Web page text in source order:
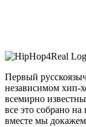
Первый
независимом хип-
всемирно
все это собрано
вместе мы